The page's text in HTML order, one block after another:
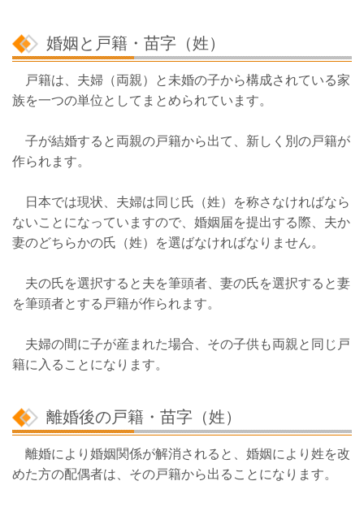
婚姻と戸籍・苗字（姓）
戸籍は、夫婦（両親）と未婚の子から構成されている家
族を一つの単位としてまとめられています。
子が結婚すると両親の戸籍から出て、新しく別の戸籍が
作られます。
日本では現状、夫婦は同じ氏（姓）を称さなければなら
ないことになっていますので、婚姻届を提出する際、夫か
妻のどちらかの氏（姓）を選ばなければなりません。
夫の氏を選択すると夫を筆頭者、妻の氏を選択すると妻
を筆頭者とする戸籍が作られます。
夫婦の間に子が産まれた場合、その子供も両親と同じ戸
籍に入ることになります。
離婚後の戸籍・苗字（姓）
離婚により婚姻関係が解消されると、婚姻により姓を改
めた方の配偶者は、その戸籍から出ることになります。